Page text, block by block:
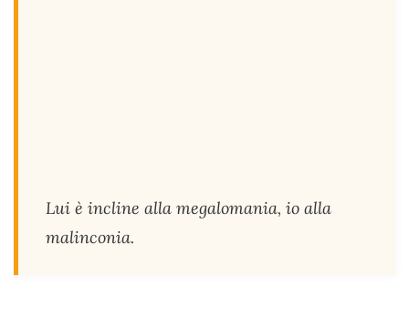
Lui è incline alla megalomania, io alla
malinconia.